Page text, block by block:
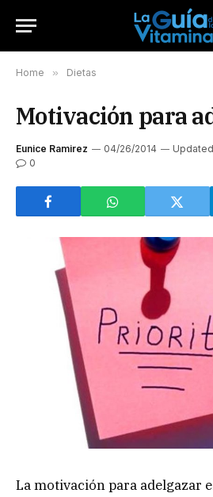
Home » Dietas
Motivación para
Eunice Ramirez 04/26/2014
0
La motivación para adelgazar